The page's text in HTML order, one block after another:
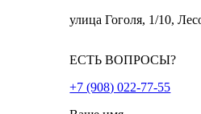
улица Гоголя, 1/10,
ЕСТЬ ВОПРОСЫ?
+7 (908) 022-77-55